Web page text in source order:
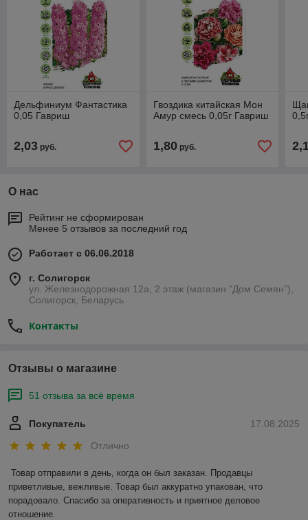
Дельфиниум Фантастика
0,05 Гавриш
2,03 руб.
Гвоздика китайская Мон
Амур смесь 0,05г Гавриш
1,80руб.
О нас
Рейтинг не сформирован
Менее 5 отзывов за последний год
Работает с 06.06.2018
г. Солигорск
ул. Железнодорожная 12а, 2 этаж (магазин "Дом Семян"),
Солигорск, Беларусь
Контакты
Отзывы о магазине
51 отзыва за всё время
17.08.2025
Покупатель
Отлично
Товар отправили в день, когда он был заказан. Продавцы
приветливые, вежливые. Товар был аккуратно упакован, что
порадовало. Спасибо за оперативность и приятное деловое
отношение.